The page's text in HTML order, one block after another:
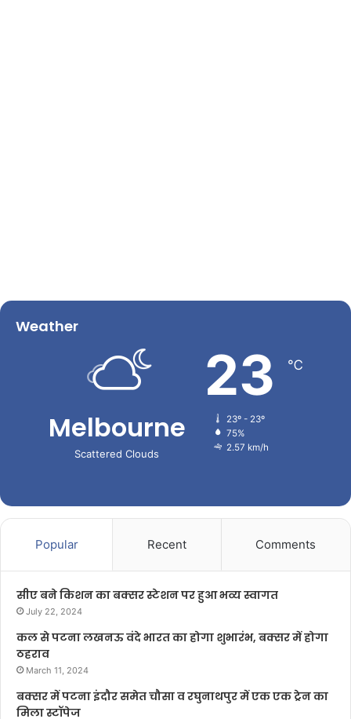
Weather
Melbourne
Scattered Clouds
23 ℃
23º - 23º
75%
2.57 km/h
Popular Recent Comments
सीए बने किशन का बक्सर स्टेशन पर हुआ भव्य स्वागत
July 22, 2024
कल से पटना लखनऊ वंदे भारत का होगा शुभारंभ, बक्सर में होगा
ठहराव
March 11, 2024
बक्सर में पटना इंदौर समेत चौसा व रघुनाथपुर में एक एक ट्रेन का
मिला स्टॉपेज